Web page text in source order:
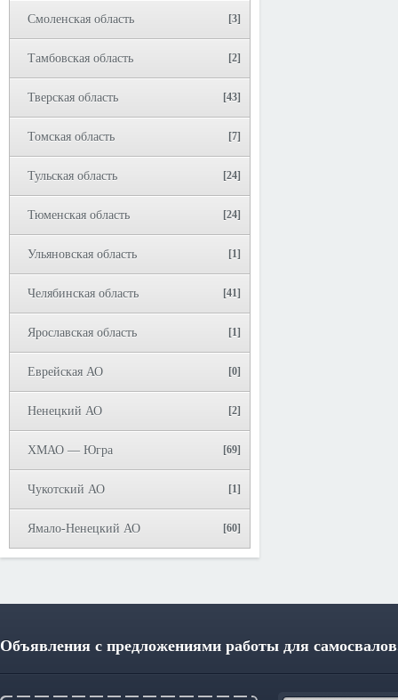
Смоленская область [3]
Тамбовская область [2]
Тверская область [43]
Томская область [7]
Тульская область [24]
Тюменская область [24]
Ульяновская область [1]
Челябинская область [41]
Ярославская область [1]
Еврейская АО [0]
Ненецкий АО [2]
ХМАО — Югра [69]
Чукотский АО [1]
Ямало-Ненецкий АО [60]
Объявления с предложениями работы для